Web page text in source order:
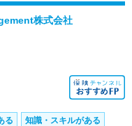
株式会社
る 知識・スキルがある